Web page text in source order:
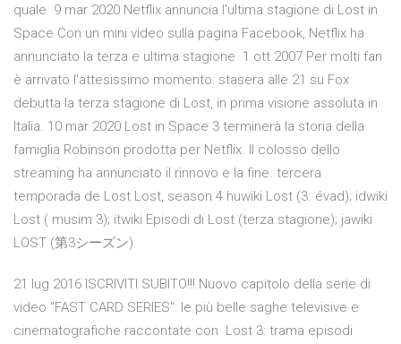
quale 9 mar 2020 Netflix annuncia l'ultima stagione di Lost in
Space Con un mini video sulla pagina Facebook, Netflix ha
annunciato la terza e ultima stagione 1 ott 2007 Per molti fan
è arrivato l'attesissimo momento: stasera alle 21 su Fox
debutta la terza stagione di Lost, in prima visione assoluta in
Italia. 10 mar 2020 Lost in Space 3 terminerà la storia della
famiglia Robinson prodotta per Netflix. Il colosso dello
streaming ha annunciato il rinnovo e la fine. tercera
temporada de Lost Lost, season 4 huwiki Lost (3. évad); idwiki
Lost ( musim 3); itwiki Episodi di Lost (terza stagione); jawiki
LOST (第3シーズン)
21 lug 2016 ISCRIVITI SUBITO!!! Nuovo capitolo della serie di
video "FAST CARD SERIES": le più belle saghe televisive e
cinematografiche raccontate con Lost 3: trama episodi